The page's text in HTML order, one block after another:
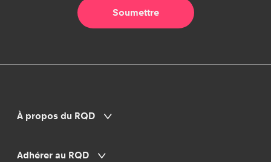
À propos du RQD
Adhérer au RQD